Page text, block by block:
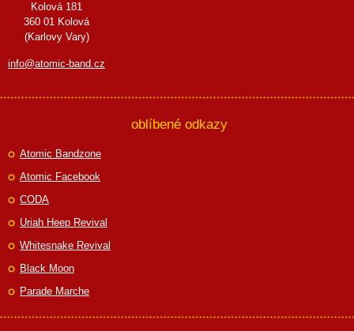
Kolová 181
360 01 Kolová
(Karlovy Vary)
info@atomic-band.cz
oblíbené odkazy
Atomic Bandzone
Atomic Facebook
CODA
Uriah Heep Revival
Whitesnake Revival
Black Moon
Parade Marche